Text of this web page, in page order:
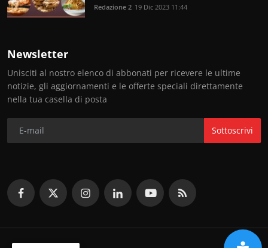
Redazione 2 19 Dic 2023 11:44
Newsletter
Unisciti al nostro elenco di abbonati per ricevere le ultime
notizie, gli aggiornamenti e le offerte speciali direttamente
nella tua casella di posta
Sottoscrivi